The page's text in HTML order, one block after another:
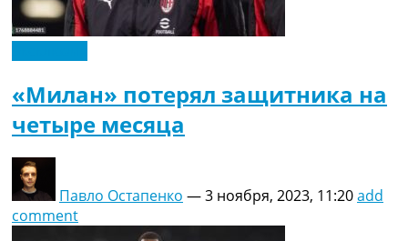
«Милан» потерял защитника на
четыре месяца
Павло Остапенко —3 ноября, 2023, 11:20add
comment